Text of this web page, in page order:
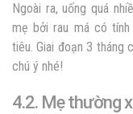
Ngoài ra, uống quá
mẹ bởi rau má có tính
tiêu. Giai đoạn 3 tháng
chú ý nhé!
4.2. Mẹ thường